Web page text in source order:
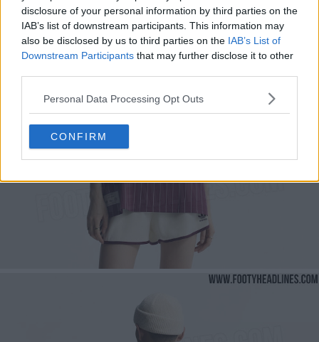
disclosure of your personal information by third parties on the
IAB’s list of downstream participants. This information may
also be disclosed by us to third parties on the IAB’s List of
Downstream Participants that may further disclose it to other
Personal Data Processing Opt Outs
CONFIRM